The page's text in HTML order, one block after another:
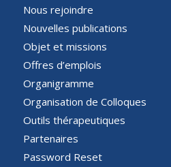
Nous rejoindre
Nouvelles publications
Objet et missions
Offres d’emplois
Organigramme
Organisation de Colloques
Outils thérapeutiques
Partenaires
Password Reset